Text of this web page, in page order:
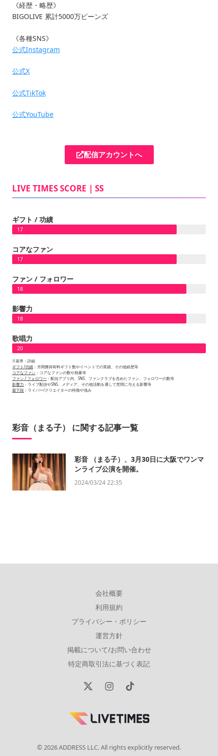
《経歴・略歴》
BIGOLIVE 累計5000万ビーンズ
《各種SNS》
公式Instagram
公式X
公式TikTok
公式YouTube
配信アカウントへ
LIVE TIMES SCORE｜SS
ギフト / 功績
17
コアなファン
17
ファン / フォロワー
18
影響力
18
歌唱力
20
※基準・詳細
ギフト/功績 ：月間獲得有料ギフト数やイベントでの実績、その他経歴等
コアなファン ：コアなファンの数や熱量等
ファン / フォロワー ：配信アプリ内、SNS、ファンクラブを含めたファン、フォロワーの数等
影響力 ：ライブ配信やSNS、メディア、その他活動を通して世間に与える影響等
最下段 ：ライバー/クリエイターの特徴や強み
彩音（まる子） に関する記事一覧
彩音 （まる子）、3月30日に大阪でワンマ
ンライブ公演を開催。
2024/03/24 22:35
会社概要
利用規約
プライバシー・ポリシー
運営方針
掲載について/お問い合わせ
特定商取引法に基づく表記
X
InstagramTikTok
© 2026 ADDRESS LLC. All rights explicitly reserved.